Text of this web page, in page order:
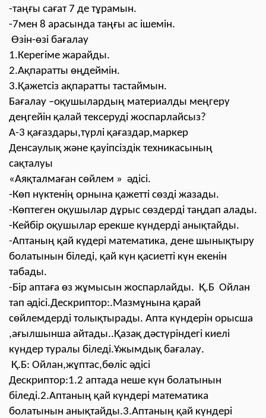
-таңғы сағат 7 де тұрамын.
-7мен 8 арасында таңғы ас ішемін.
Өзін-өзі бағалау
1.Керегіме жарайды.
2.Ақпаратты өңдеймін.
3.Қажетсіз ақпаратты тастаймын.
Бағалау –оқушылардың материалды меңгеру
деңгейін қалай тексеруді жоспарлайсыз?
А-3 қағаздары,түрлі қағаздар,маркер
Денсаулық және қауіпсіздік техникасының
сақталуы
«Аяқталмаған сөйлем » әдісі.
-Көп нүктенің орнына қажетті сөзді жазады.
-Көптеген оқушылар дұрыс сөздерді таңдап алады.
-Кейбір оқушылар ерекше күндерді анықтайды.
-Аптаның қай күдері математика, дене шынықтыру
болатынын біледі, қай күн қасиетті күн екенін
табады.
-Бір аптаға өз жұмысын жоспарлайды. Қ.Б Ойлан
тап әдісі.Дескриптор:.Мазмұнына қарай
сөйлемдерді толықтырады. Апта күндерін орысша
,ағылшынша айтады..Қазақ дәстүріндегі киелі
күндер туралы біледі.Ұжымдық бағалау.
Қ.Б: Ойлан,жұптас,бөліс әдісі
Дескриптор:1.2 аптада неше күн болатынын
біледі.2.Аптаның қай күндері математика
болатынын анықтайды.3.Аптаның қай күндері